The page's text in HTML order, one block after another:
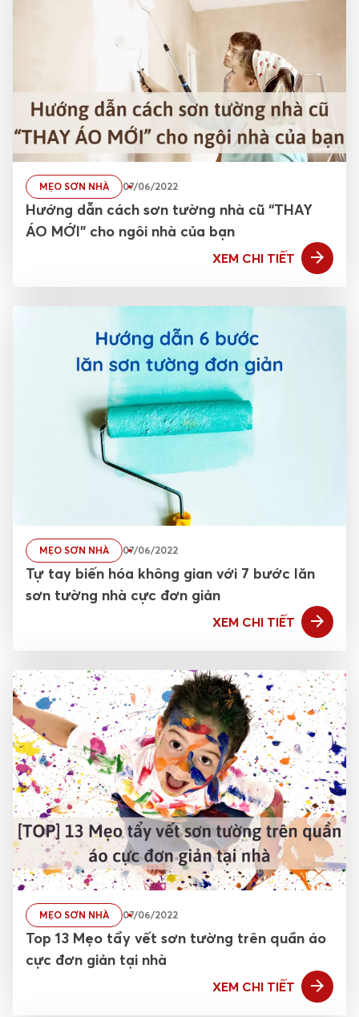
MẸO SƠN NHÀ 07/06/2022
Hướng dẫn cách sơn tường nhà cũ “THAY
ÁO MỚI” cho ngôi nhà của bạn
XEM CHI TIẾT
MẸO SƠN NHÀ 07/06/2022
Tự tay biến hóa không gian với 7 bước lăn
sơn tường nhà cực đơn giản
XEM CHI TIẾT
MẸO SƠN NHÀ 07/06/2022
Top 13 Mẹo tẩy vết sơn tường trên quần áo
cực đơn giản tại nhà
XEM CHI TIẾT